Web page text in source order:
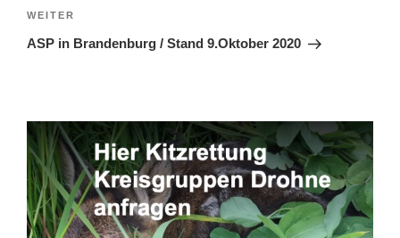
Nächster
Beitrag
WEITER
ASP in Brandenburg / Stand 9.Oktober 2020